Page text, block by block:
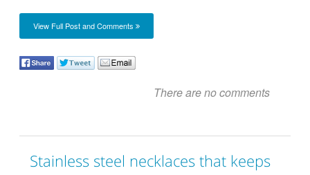
View Full Post and Comments
There are no comments
Stainless steel necklaces that keeps